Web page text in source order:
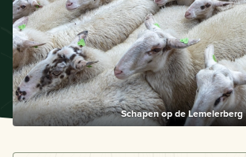
Schapen op de Lemelerberg